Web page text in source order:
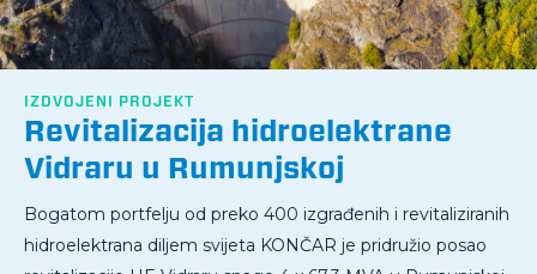
IZDVOJENI PROJEKT
Revitalizacija hidroelektrane
Vidraru u Rumunjskoj
Bogatom portfelju od preko 400 izgrađenih i revitaliziranih
hidroelektrana diljem svijeta KONČAR je pridružio posao